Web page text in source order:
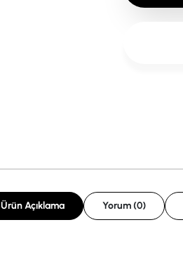
Ürün Açıklama Yorum (0)